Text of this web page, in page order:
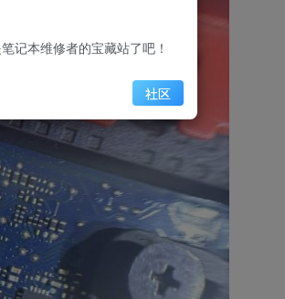
记本维修者的宝藏站了吧！
社区